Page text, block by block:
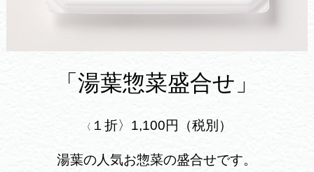
「湯葉惣菜盛合せ」
〈 １折〉1,100円（税別）
湯葉の人気お惣菜の盛合せです。